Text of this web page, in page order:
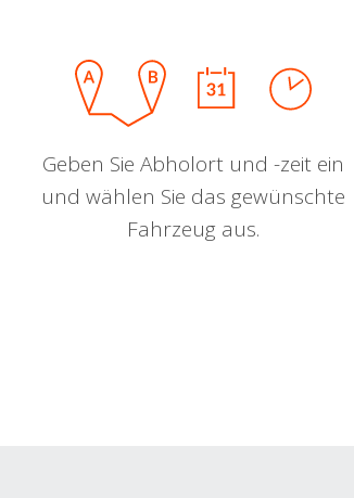
Geben Sie Abholort und -zeit ein
und wählen Sie das gewünschte
Fahrzeug aus.